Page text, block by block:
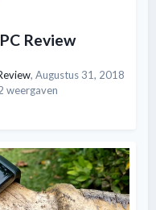
Review
, Augustus 31, 2018
weergaven